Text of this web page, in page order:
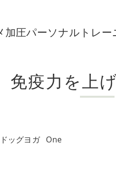
加圧パーソナルトレ
免疫力を上
ッグヨガ One